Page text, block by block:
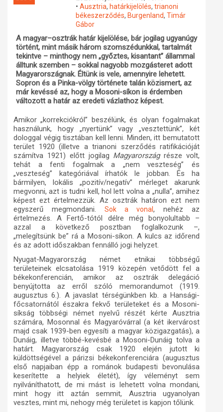
Műhelymunkák
• Ausztria, határkijelölés, trianoni
békeszerződés, Burgenland, Timár
Gábor
A magyar–osztrák határ kijelölése, bár jogilag ugyanúgy
történt, mint másik három szomszédunkkal, tartalmát
tekintve – minthogy nem „győztes, kisantant” állammal
álltunk szemben – sokkal nagyobb mozgásteret adott
Magyarországnak. Éltünk is vele, amennyire lehetett.
Sopron és a Pinka-völgy története talán közismert, az
már kevéssé az, hogy a Mosoni-síkon is érdemben
változott a határ az eredeti vázlathoz képest.
Amikor „korrekciókról” beszélünk, és olyan fogalmakat
használunk, hogy „nyertünk” vagy „vesztettünk”, két
dologgal végig tisztában kell lenni. Minden, itt bemutatott
terület 1920 (illetve a trianoni szerződés ratifikációját
számítva 1921) előtt jogilag Magyarországrésze volt,
tehát a fenti fogalmak a „nem veszteség” és
„veszteség” kategóriával írhatók le jobban. És ha
bármilyen, lokális „pozitív/negatív” mérleget akarunk
megvonni, azt is tudni kell, hol lett volna a „nulla”, amihez
képest ezt értelmezzük. Az osztrák határon ezt nem
egyszerű megmondani. Sok a vonal , nehéz az
értelmezés. A Fertő-tótól délre még bonyolultabb –
azzal a következő posztban foglalkozunk –,
„melegítsünk be” rá a Mosoni-síkon. A kulcs az időrend
és az adott időszakban fennálló jogi helyzet.
Nyugat-Magyarország német etnikai többségű
területeinek elcsatolása 1919 közepén vetődött fel a
békekonferencián, amikor az osztrák delegáció
benyújtotta az erről szóló memorandumot (1919.
augusztus 6.). A javaslat térségünkben kb. a Hansági-
főcsatornától északra fekvő területeket és a Mosoni-
síkság többségi német nyelvű részét kérte Ausztria
számára, Mosonnal és Magyaróvárral (a két ikervárost
majd csak 1939-ben egyesíti a magyar közigazgatás), a
Dunáig, illetve többé-kevésbé a Mosoni-Dunáig tolva a
határt. Magyarország csak 1920 elején jutott ki
küldöttségével a párizsi békekonferenciára (augusztus
első napjaiban épp a románok budapesti bevonulása
keserítette a helyiek életét), így véleményt sem
nyilváníthatott, de mi mást is lehetett volna mondani,
mint hogy itt aztán semmit, Ausztria ugyanolyan
vesztes, mint mi, nehogy még területet is kapjon tőlünk.